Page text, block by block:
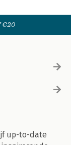
€20
up-to-date